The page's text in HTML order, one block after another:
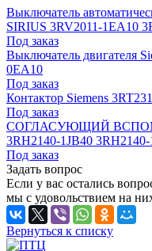
Выключатель
SIRIUS 3RV2011-1EA10
Под заказ
Выключатель двигателя
0EA10
Под заказ
Контактор Siemens
Под заказ
СОГЛАСУЮЩИЙ
3RH2140-1JB40 3RH2140-
Под заказ
Задать вопрос
Если у вас остались
мы с удовольствием на
Вернуться к списку